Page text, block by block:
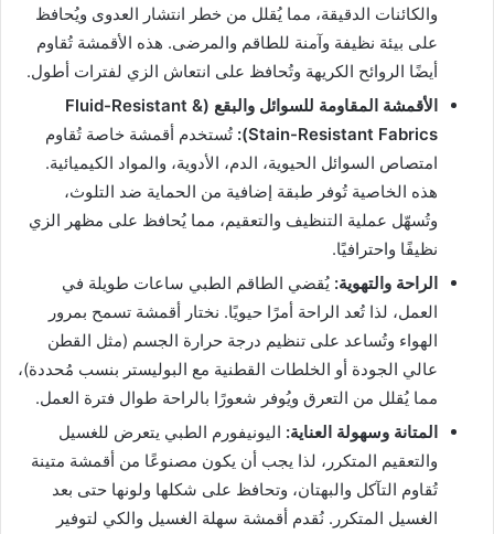
والكائنات الدقيقة، مما يُقلل من خطر انتشار العدوى ويُحافظ
على بيئة نظيفة وآمنة للطاقم والمرضى. هذه الأقمشة تُقاوم
أيضًا الروائح الكريهة وتُحافظ على انتعاش الزي لفترات أطول.
الأقمشة المقاومة للسوائل والبقع (Fluid-Resistant &
Stain-Resistant Fabrics):
تُستخدم أقمشة خاصة تُقاوم
امتصاص السوائل الحيوية، الدم، الأدوية، والمواد الكيميائية.
هذه الخاصية تُوفر طبقة إضافية من الحماية ضد التلوث،
وتُسهّل عملية التنظيف والتعقيم، مما يُحافظ على مظهر الزي
نظيفًا واحترافيًا.
الراحة والتهوية: يُقضي الطاقم الطبي ساعات طويلة في
العمل، لذا تُعد الراحة أمرًا حيويًا. نختار أقمشة تسمح بمرور
الهواء وتُساعد على تنظيم درجة حرارة الجسم (مثل القطن
عالي الجودة أو الخلطات القطنية مع البوليستر بنسب مُحددة)،
مما يُقلل من التعرق ويُوفر شعورًا بالراحة طوال فترة العمل.
المتانة وسهولة العناية: اليونيفورم الطبي يتعرض للغسيل
والتعقيم المتكرر، لذا يجب أن يكون مصنوعًا من أقمشة متينة
تُقاوم التآكل والبهتان، وتحافظ على شكلها ولونها حتى بعد
الغسيل المتكرر. نُقدم أقمشة سهلة الغسيل والكي لتوفير